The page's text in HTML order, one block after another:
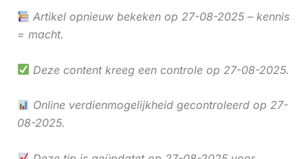
Artikel opnieuw bekeken op 27-08-2025 – kennis
= macht.
Deze content kreeg een controle op 27-08-2025.
Online verdienmogelijkheid gecontroleerd op 27-
08-2025.